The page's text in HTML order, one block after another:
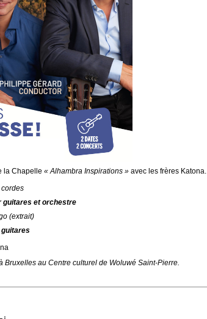
la Chapelle « Alhambra Inspirations » avec les frères Katona.
guitares et orchestre
(extrait)
guitares
au Centre culturel de Woluwé Saint-Pierre.